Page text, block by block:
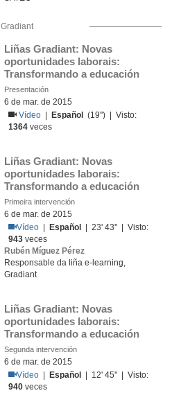
Gradiant
Liñas Gradiant: Novas
oportunidades laborais:
Transformando a educación
Presentación
6 de mar. de 2015
Vídeo
Español
(19'') | Visto:
1364 veces
Liñas Gradiant: Novas
oportunidades laborais:
Transformando a educación
Primeira intervención
6 de mar. de 2015
Vídeo
Español
| 23' 43'' | Visto:
943 veces
Rubén Míguez Pérez
Responsable da liña e-learning,
Gradiant
Liñas Gradiant: Novas
oportunidades laborais:
Transformando a educación
Segunda intervención
6 de mar. de 2015
Vídeo
Español
| 12' 45'' | Visto:
940 veces